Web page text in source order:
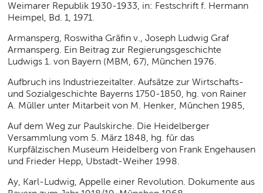
Weimarer Republik 1930-1933, in: Festschrift f. Hermann
Heimpel, Bd. 1, 1971.
Armansperg, Roswitha Gräfin v., Joseph Ludwig Graf
Armansperg. Ein Beitrag zur Regierungsgeschichte
Ludwigs 1. von Bayern (MBM, 67), München 1976.
Aufbruch ins Industriezeitalter. Aufsätze zur Wirtschafts-
und Sozialgeschichte Bayerns 1750-1850, hg. von Rainer
A. Müller unter Mitarbeit von M. Henker, München 1985,
Auf dem Weg zur Paulskirche. Die Heidelberger
Versammlung vom 5. März 1848, hg. für das
Kurpfälzischen Museum Heidelberg von Frank Engehausen
und Frieder Hepp, Ubstadt-Weiher 1998.
Ay, Karl-Ludwig, Appelle einer Revolution. Dokumente aus